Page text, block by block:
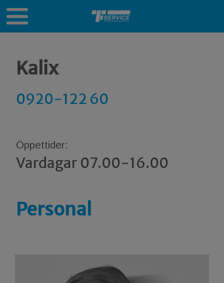
Kalix
0920-122 60
Öppettider:
Vardagar 07.00-16.00
Personal